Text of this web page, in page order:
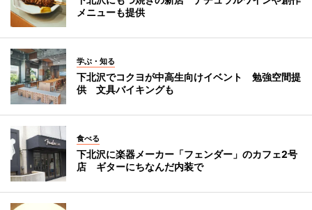
メニューも提供
学ぶ・知る
下北沢でコクヨが中高生向けイベント 勉強空間提
供 文具バイキングも
食べる
下北沢に楽器メーカー「フェンダー」のカフェ2号
店 ギターにちなんだ内装で